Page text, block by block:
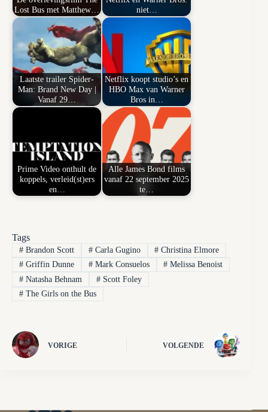
Lost Bus met Matthew…
niet…
Laatste trailer Spider-
Man: Brand New Day |
Vanaf 29…
Netflix koopt studio’s en
HBO Max van Warner
Bros in…
Prime Video onthult de
koppels, verleid(st)ers
en…
Alle James Bond films
vanaf 22 september 2025
te…
Tags
#Brandon Scott #Carla Gugino # Christina Elmore
#Griffin Dunne #Mark Consuelos # Melissa Benoist
#Natasha Behnam #Scott Foley
#The Girls on the Bus
VORIGE VOLGENDE